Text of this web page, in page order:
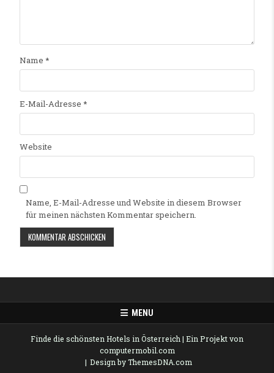
Name *
E-Mail-Adresse *
Website
Name, E-Mail-Adresse und Website in diesem Browser
für meinen nächsten Kommentar speichern.
MENU
Finde die schönsten Hotels in Österreich | Ein Projekt von
computermobil.com
Design by ThemesDNA.com